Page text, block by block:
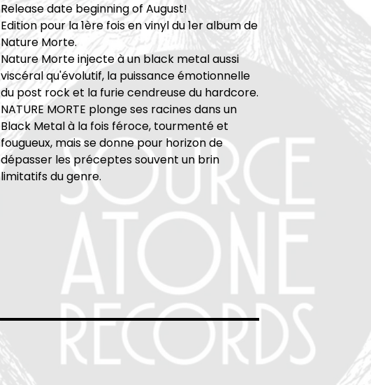
Release date beginning of August!
Edition pour la 1ère fois en vinyl du 1er album de
Nature Morte.
Nature Morte injecte à un black metal aussi
viscéral qu'évolutif, la puissance émotionnelle
du post rock et la furie cendreuse du hardcore.
NATURE MORTE plonge ses racines dans un
Black Metal à la fois féroce, tourmenté et
fougueux, mais se donne pour horizon de
dépasser les préceptes souvent un brin
limitatifs du genre.